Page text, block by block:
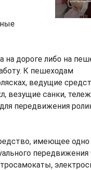
на дороге либо на
К пешеходам
ведущие
везущие санки,
передвижения
имеющее одно
передвижения